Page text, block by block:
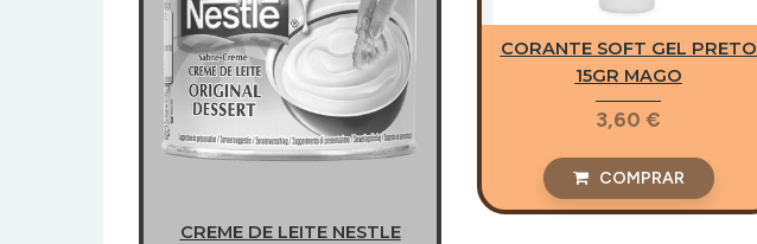
CORANTE SOFT GEL PRETO
15GR MAGO
3,60 €
COMPRAR
CREME DE LEITE NESTLE